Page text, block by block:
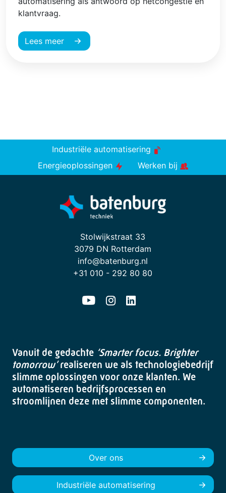
klantvraag.
Lees meer
Industriële automatisering
Energieoplossingen
Werken bij
Stolwijkstraat 33
3079 DN Rotterdam
info@batenburg.nl
+31 010 - 292 80 80
Vanuit de gedachte ‘Smarter focus. Brighter
tomorrow’realiseren we als technologiebedrijf
slimme oplossingen voor onze klanten. We
automatiseren bedrijfsprocessen en
stroomlijnen deze met slimme componenten.
Over ons
Industriële automatisering